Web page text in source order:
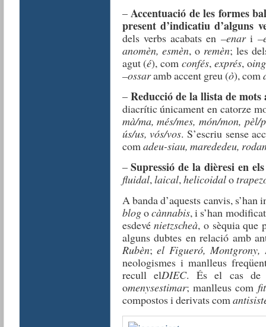
– Accentuació de les formes
present d’indicatiu d’alguns
dels verbs acabats en –enari
anomèn, esmèn, o remèn; les
agut (é), comconfés, exprés, o
–ossaramb accent greu (ò), com
– Reducció de la llista de
diacrític únicament en catorze
mà/ma, més/mes, món/mon,
ús/us, vós/vos. S’escriu sense
comadeu-siau, marededeu,
–Supressió de la dièresi en
fluidal,laical,helicoidalo
A banda d’aquests canvis,
blogocànnabis, i s’han
esdevénietzscheà, o sèquia que
alguns dubtes en relació amb
Rubèn;el Figueró, Montgrony,
neologismes i manlleus
recull elDIEC. És el cas de
omenysestimar; manlleus com
compostos i derivats com